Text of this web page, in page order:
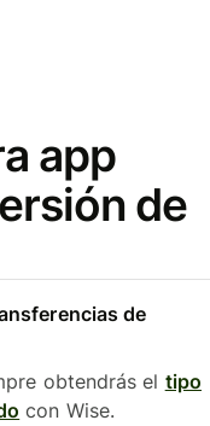
app
de
de
obtendrás el tipo
con Wise.